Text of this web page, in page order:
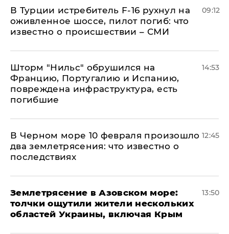
В Турции истребитель F-16 рухнул на
оживленное шоссе, пилот погиб: что
известно о происшествии – СМИ
09:12
Шторм "Нильс" обрушился на
Францию, Португалию и Испанию,
повреждена инфраструктура, есть
погибшие
14:53
В Черном море 10 февраля произошло
два землетрясения: что известно о
последствиях
12:45
Землетрясение в Азовском море:
толчки ощутили жители нескольких
областей Украины, включая Крым
13:50